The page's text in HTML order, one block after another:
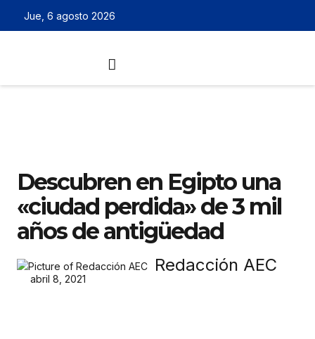
Jue, 6 agosto 2026
Descubren en Egipto una
«ciudad perdida» de 3 mil
años de antigüedad
Redacción AEC
abril 8, 2021